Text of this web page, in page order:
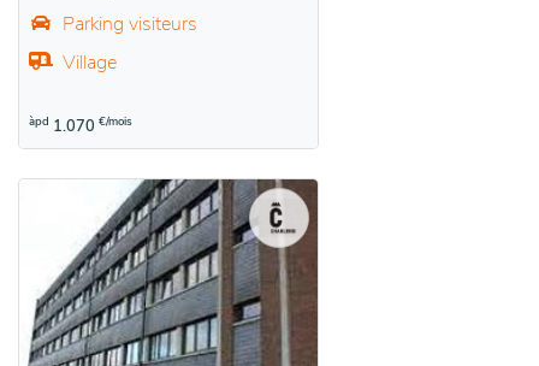
Parking visiteurs
Village
àpd 1.070 €/mois